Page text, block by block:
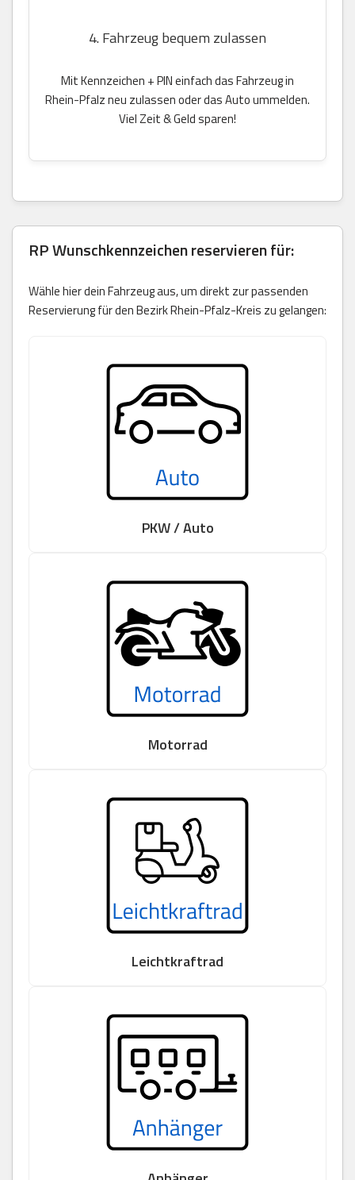
4. Fahrzeug bequem zulassen
Mit Kennzeichen + PIN einfach das Fahrzeug in
Rhein-Pfalz neu zulassen oder das Auto ummelden.
Viel Zeit & Geld sparen!
RP Wunschkennzeichen reservieren für:
Wähle hier dein Fahrzeug aus, um direkt zur passenden
Reservierung für den Bezirk Rhein-Pfalz-Kreis zu gelangen:
PKW / Auto
Motorrad
Leichtkraftrad